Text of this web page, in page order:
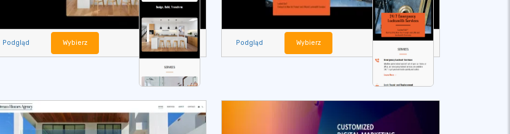
Podgląd Wybierz Podgląd Wybierz